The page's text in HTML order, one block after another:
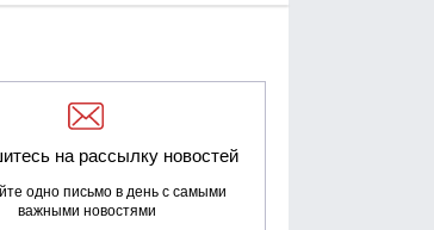
на рассылку новостей
одно письмо в день с самыми
важными новостями